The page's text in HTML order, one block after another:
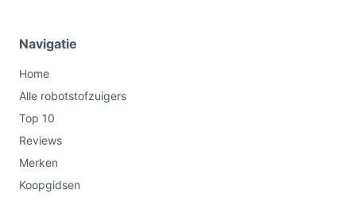
Navigatie
Home
Alle robotstofzuigers
Top 10
Reviews
Merken
Koopgidsen